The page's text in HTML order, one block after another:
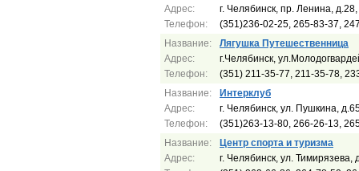
Адрес:
Телефон:
г. Челябинск, пр. Ленина,
(351)236-02-25, 265-83-37,
Название:
Адрес:
Телефон:
Лягушка Путешественница
г.Челябинск,
(351) 211-35-77, 211-35-78,
Название:
Адрес:
Телефон:
Интерклуб
г. Челябинск, ул. Пушкина,
(351)263-13-80, 266-26-13,
Название:
Адрес:
Центр спорта и туризма
г. Челябинск, ул. Тимирязева,